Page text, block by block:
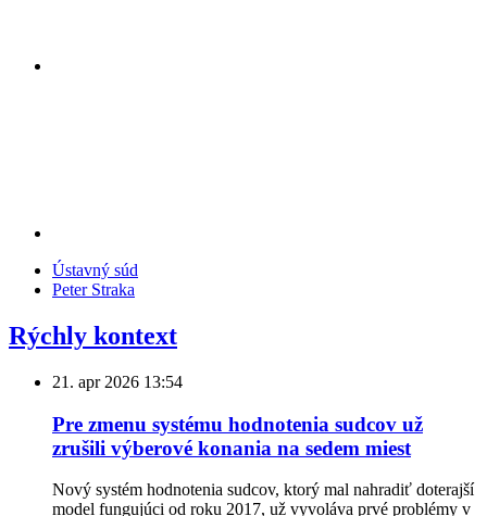
Ústavný súd
Peter Straka
Rýchly kontext
21. apr 2026 13:54
Pre zmenu systému hodnotenia sudcov už
zrušili výberové konania na sedem miest
Nový systém hodnotenia sudcov, ktorý mal nahradiť doterajší
model fungujúci od roku 2017, už vyvoláva prvé problémy v